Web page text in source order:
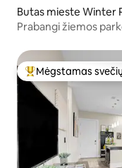
Butas mieste Winter
Prabangi žiemos
Svečių
Mėgstamas svečių